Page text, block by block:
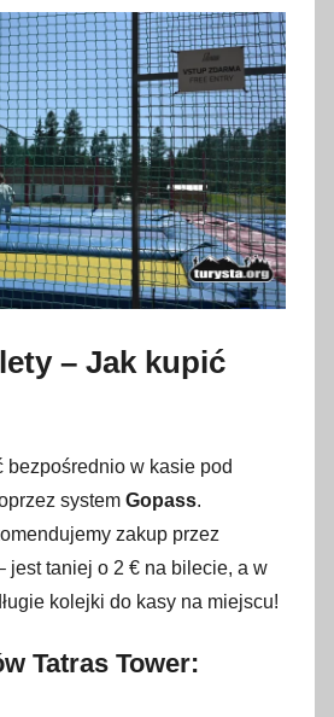
– Jak kupić
bezpośrednio w kasie pod
system Gopass.
zakup przez
jest taniej o 2 € na bilecie, a w
kolejki do kasy na miejscu!
Tatras Tower: